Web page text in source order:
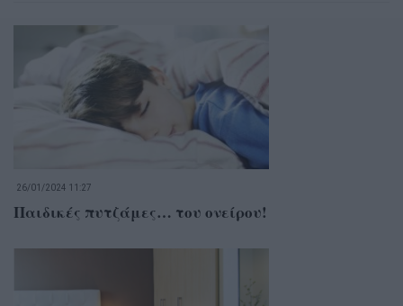
26/01/2024 11:27
Παιδικές πυτζάμες… του ονείρου!